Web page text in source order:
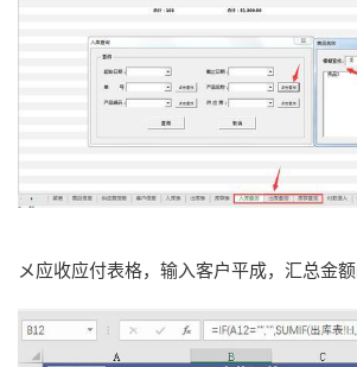
メ应收应付表格，输入客户平成，汇总金